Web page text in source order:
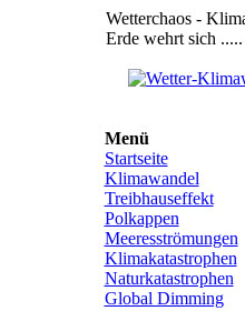
Wetterchaos -
Erde wehrt sich .....
Menü
Startseite
Klimawandel
Treibhauseffekt
Polkappen
Meeresströmungen
Klimakatastrophen
Naturkatastrophen
Global Dimming